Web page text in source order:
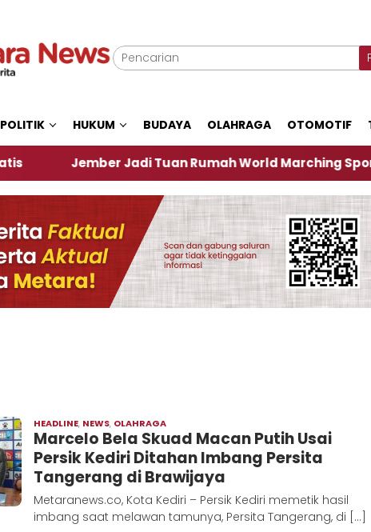
POLITIK HUKUM BUDAYA OLAHRAGA OTOMOTIF
Jember Jadi Tuan Rumah World Marching Sport 2027
HEADLINE, NEWS, OLAHRAGA
Hadi
Marcelo Bela Skuad Macan Putih Usai
Persik Kediri Ditahan Imbang Persita
Tangerang di Brawijaya
Metaranews.co, Kota Kediri – Persik Kediri memetik hasil
imbang saat melawan tamunya, Persita Tangerang, di […]